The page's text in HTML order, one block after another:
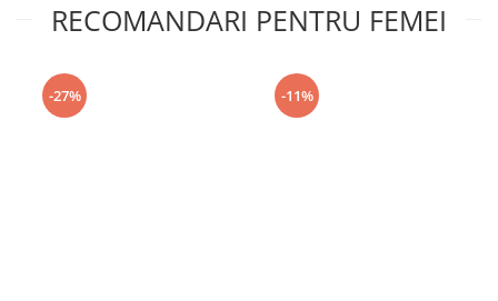
RECOMANDARI PENTRU FEMEI
-27% -11%